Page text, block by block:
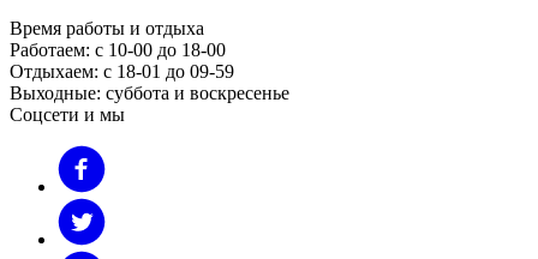
Время работы и отдыха
Работаем: с 10-00 до 18-00
Отдыхаем: с 18-01 до 09-59
Выходные: суббота и воскресенье
Соцсети и мы